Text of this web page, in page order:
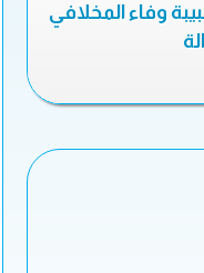
وفاء المخلافي